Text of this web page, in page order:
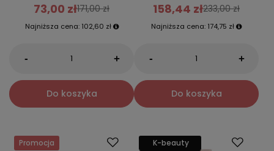
73,00 zł171,00 zł
Najniższa cena: 102,60 zł
- +
Do koszyka
158,44 zł233,00 zł
Najniższa cena: 174,75 zł
- +
Do koszyka
Promocja
K-beauty